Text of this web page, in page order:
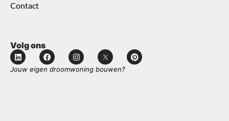
Contact
Volg ons
Jouw eigen droomwoning bouwen?